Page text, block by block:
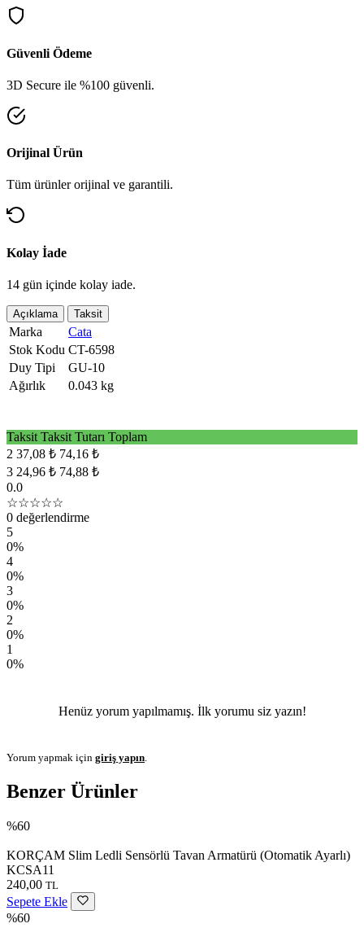
Güvenli Ödeme
3D Secure ile %100 güvenli.
Orijinal Ürün
Tüm ürünler orijinal ve garantili.
Kolay İade
14 gün içinde kolay iade.
Açıklama Taksit
Marka
Cata
Stok Kodu CT-6598
Duy Tipi
GU-10
Ağırlık
0.043 kg
Taksit Taksit Tutarı Toplam
2 37,08 ₺ 74,16 ₺
3 24,96 ₺ 74,88 ₺
0.0
☆☆☆☆☆
0 değerlendirme
5
0%
4
0%
3
0%
2
0%
1
0%
Henüz yorum yapılmamış. İlk yorumu siz yazın!
Yorum yapmak için giriş yapın
Benzer Ürünler
%60
KORÇAM Slim Ledli Sensörlü Tavan Armatürü (Otomatik Ayarlı)
KCSA11
240,00 TL
Sepete Ekle
%60